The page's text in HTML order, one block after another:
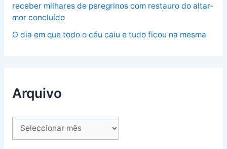
receber milhares de peregrinos com restauro do altar-
mor concluído
O dia em que todo o céu caiu e tudo ficou na mesma
Arquivo